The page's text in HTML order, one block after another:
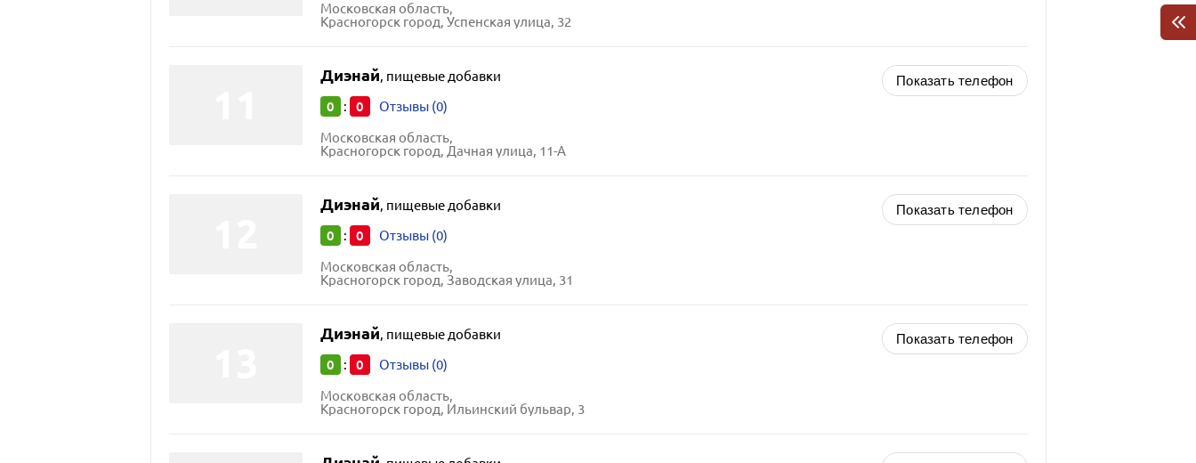
Московская область,
Красногорск город, Успенская улица, 32
Диэнай, пищевые добавки
0 : 0 Отзывы (0)
Московская область,
Красногорск город, Дачная улица, 11-А
Показать телефон
Диэнай, пищевые добавки
0 : 0 Отзывы (0)
Московская область,
Красногорск город, Заводская улица, 31
Показать телефон
Диэнай, пищевые добавки
0 : 0 Отзывы (0)
Московская область,
Красногорск город, Ильинский бульвар, 3
Показать телефон